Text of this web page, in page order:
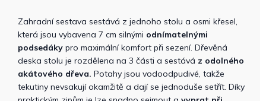
Zahradní sestava sestává z jednoho stolu a osmi křesel,
která jsou vybavena 7 cm silnými odnímatelnými
podsedáky pro maximální komfort při sezení. Dřevěná
deska stolu je rozdělena na 3 části a sestává z odolného
akátového dřeva. Potahy jsou vodoodpudivé, takže
tekutiny nevsakují okamžitě a dají se jednoduše setřít. Díky